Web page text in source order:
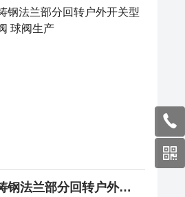
苏贝铸钢法兰部分回转户外开关型电动球阀 球阀生产